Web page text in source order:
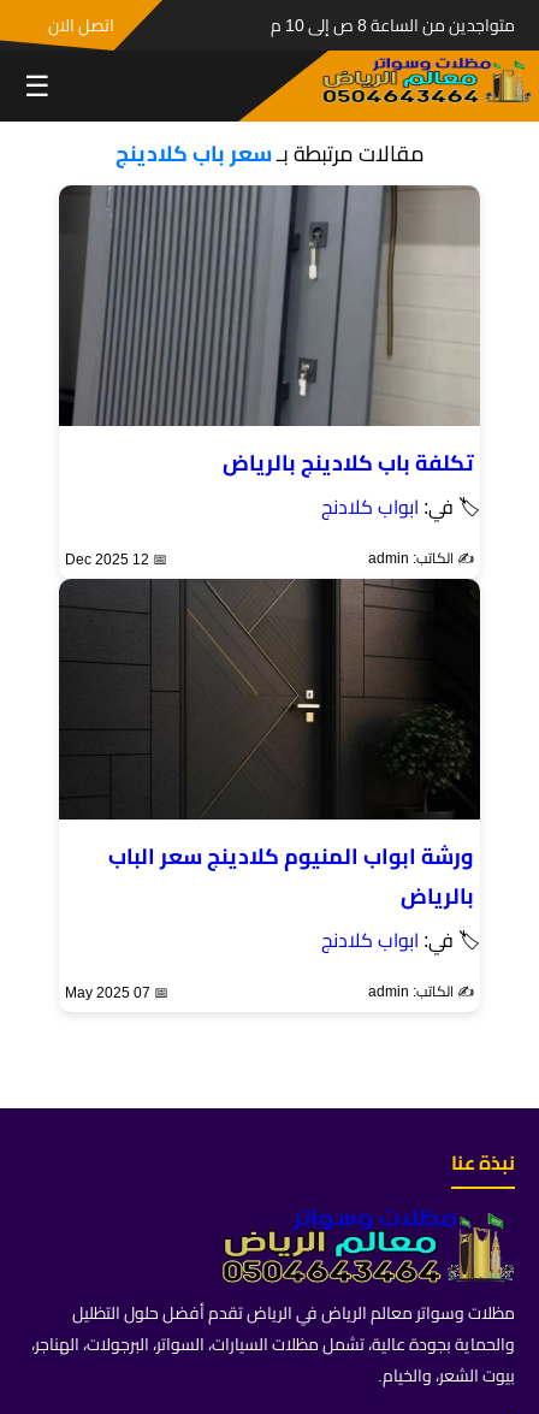
متواجدين من الساعة 8 ص إلى 10 م اتصل الان
☰
مقالات مرتبطة بـسعر باب كلادينج
تكلفة باب كلادينج بالرياض
🏷 في: ابواب كلادنج
✍️ الكاتب: admin 📅 12 Dec 2025
ورشة ابواب المنيوم كلادينج سعر الباب
بالرياض
🏷 في: ابواب كلادنج
✍️ الكاتب: admin 📅 07 May 2025
نبذة عنا
مظلات وسواتر معالم الرياض في الرياض تقدم أفضل حلول التظليل
والحماية بجودة عالية، تشمل مظلات السيارات، السواتر، البرجولات، الهناجر،
بيوت الشعر، والخيام.